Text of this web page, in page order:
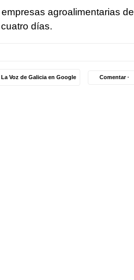
agroalimentarias de
días.
Voz de Galicia en Google Comentar ·